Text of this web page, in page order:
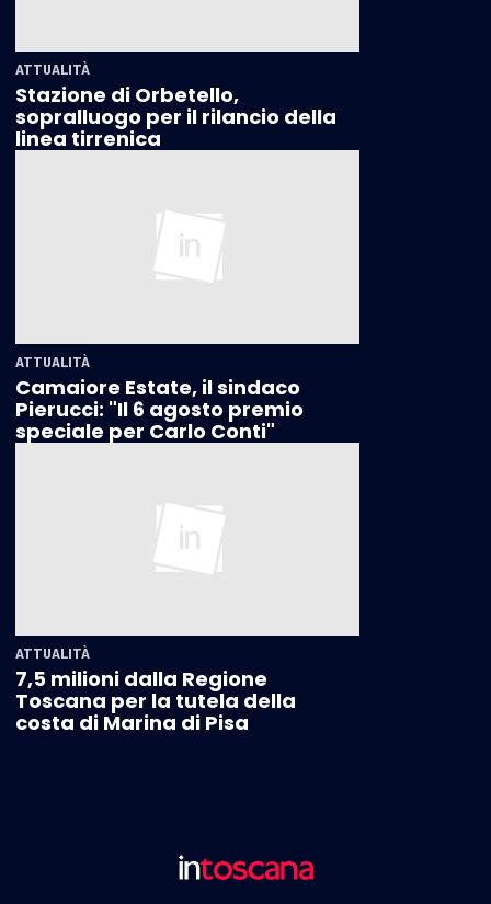
ATTUALITÀ
Stazione di Orbetello,
sopralluogo per il rilancio della
linea tirrenica
ATTUALITÀ
Camaiore Estate, il sindaco
Pierucci: "Il 6 agosto premio
speciale per Carlo Conti"
ATTUALITÀ
7,5 milioni dalla Regione
Toscana per la tutela della
costa di Marina di Pisa